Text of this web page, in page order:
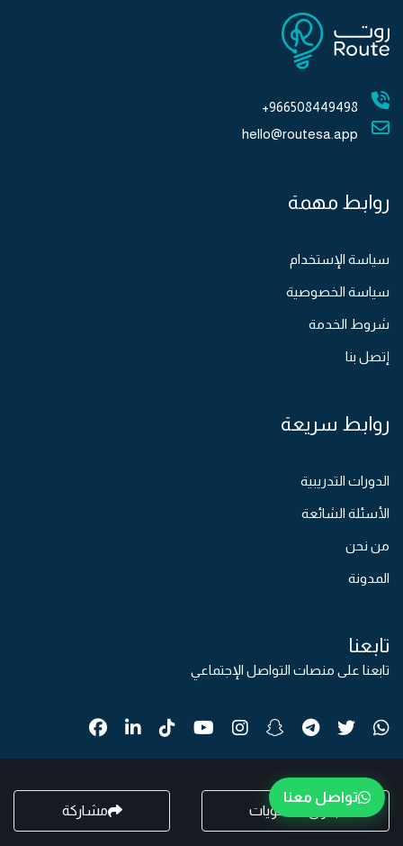
جدول المحتويات مشاركة
966508449498+
hello@routesa.app
روابط مهمة
سياسة الإستخدام
سياسة الخصوصية
شروط الخدمة
إتصل بنا
روابط سريعة
الدورات التدريبية
الأسئلة الشائعة
من نحن
المدونة
تابعنا
تابعنا على منصات التواصل الإجتماعي
رِماح الرقمية
تواصل معنا